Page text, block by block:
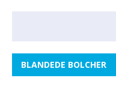
BLANDEDE BOLCHER